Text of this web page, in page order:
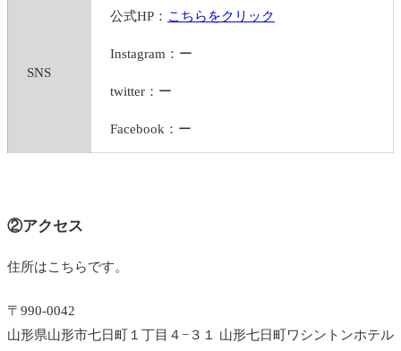
SNS
公式HP： こちらをクリック
Instagram：ー
twitter：ー
Facebook：ー
②アクセス
住所はこちらです。
〒990-0042
山形県山形市七日町１丁目４−３１ 山形七日町ワシントンホテル